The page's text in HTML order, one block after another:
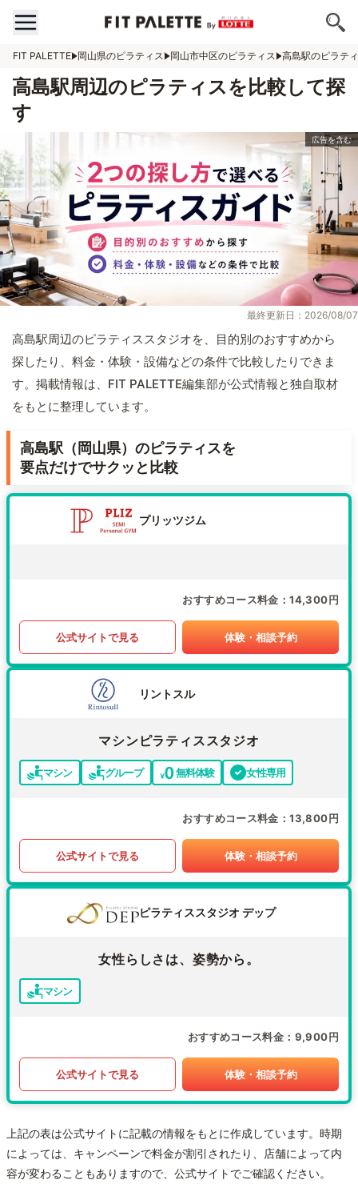
FIT PALETTE 岡山県のピラティス 岡山市中区のピラティス 高島駅のピラテ
高島駅周辺のピラティスを比較して探
す
最終更新日：2026/08/07
高島駅周辺のピラティススタジオを、目的別のおすすめから
探したり、料金・体験・設備などの条件で比較したりできま
す。掲載情報は、FIT PALETTE編集部が公式情報と独自取材
をもとに整理しています。
高島駅（岡山県）のピラティスを
要点だけでサクッと比較
プリッツジム
おすすめコース料金 14,300円
公式サイトで見る 体験・相談予約
リントスル
マシンピラティススタジオ
マシン グループ 無料体験 女性専用
おすすめコース料金 13,800円
公式サイトで見る 体験・相談予約
ピラティススタジオ デップ
女性らしさは、姿勢から。
マシン
おすすめコース料金 9,900円
公式サイトで見る 体験・相談予約
上記の表は公式サイトに記載の情報をもとに作成しています。時期
によっては、キャンペーンで料金が割引されたり、店舗によって内
容が変わることもありますので、公式サイトでご確認ください。